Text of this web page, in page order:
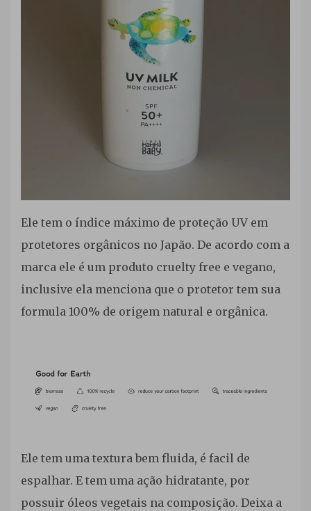
Ele tem o índice máximo de proteção UV em
protetores orgânicos no Japão. De acordo com a
marca ele é um produto cruelty free e vegano,
inclusive ela menciona que o protetor tem sua
formula 100% de origem natural e orgânica.
Ele tem uma textura bem fluida, é facil de
espalhar. E tem uma ação hidratante, por
possuir óleos vegetais na composição. Deixa a